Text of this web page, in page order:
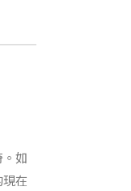
如
在